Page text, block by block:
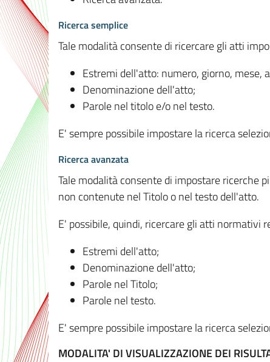
Ricerca semplice
Tale modalità consente di ricercare gli atti
Estremi dell'atto: numero, giorno, mese,
Denominazione dell'atto;
Parole nel titolo e/o nel testo.
E' sempre possibile impostare la ricerca
Ricerca avanzata
Tale modalità consente di impostare ricerche
non contenute nel Titolo o nel testo dell'atto.
E' possibile, quindi, ricercare gli atti normativi
Estremi dell'atto;
Denominazione dell'atto;
Parole nel Titolo;
Parole nel testo.
E' sempre possibile impostare la ricerca
MODALITA' DI VISUALIZZAZIONE DEI